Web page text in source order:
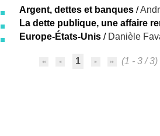
Argent, dettes et banques /
La dette publique, une affaire
Europe-États-Unis / Danièle
1 (1 - 3 / 3)